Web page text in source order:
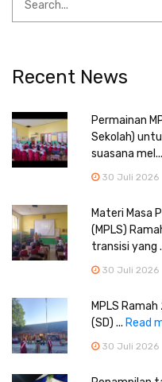
Recent News
Permainan
Sekolah)
suasana mel...
30 Juli 2026
Materi Masa
(MPLS)
transisi yang
30 Juli 2026
MPLS
(SD) ... Read
30 Juli 2026